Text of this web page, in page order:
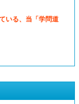
いる、当「学問道